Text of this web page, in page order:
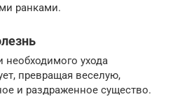
ранками.
необходимого ухода
превращая веселую,
и раздраженное существо.